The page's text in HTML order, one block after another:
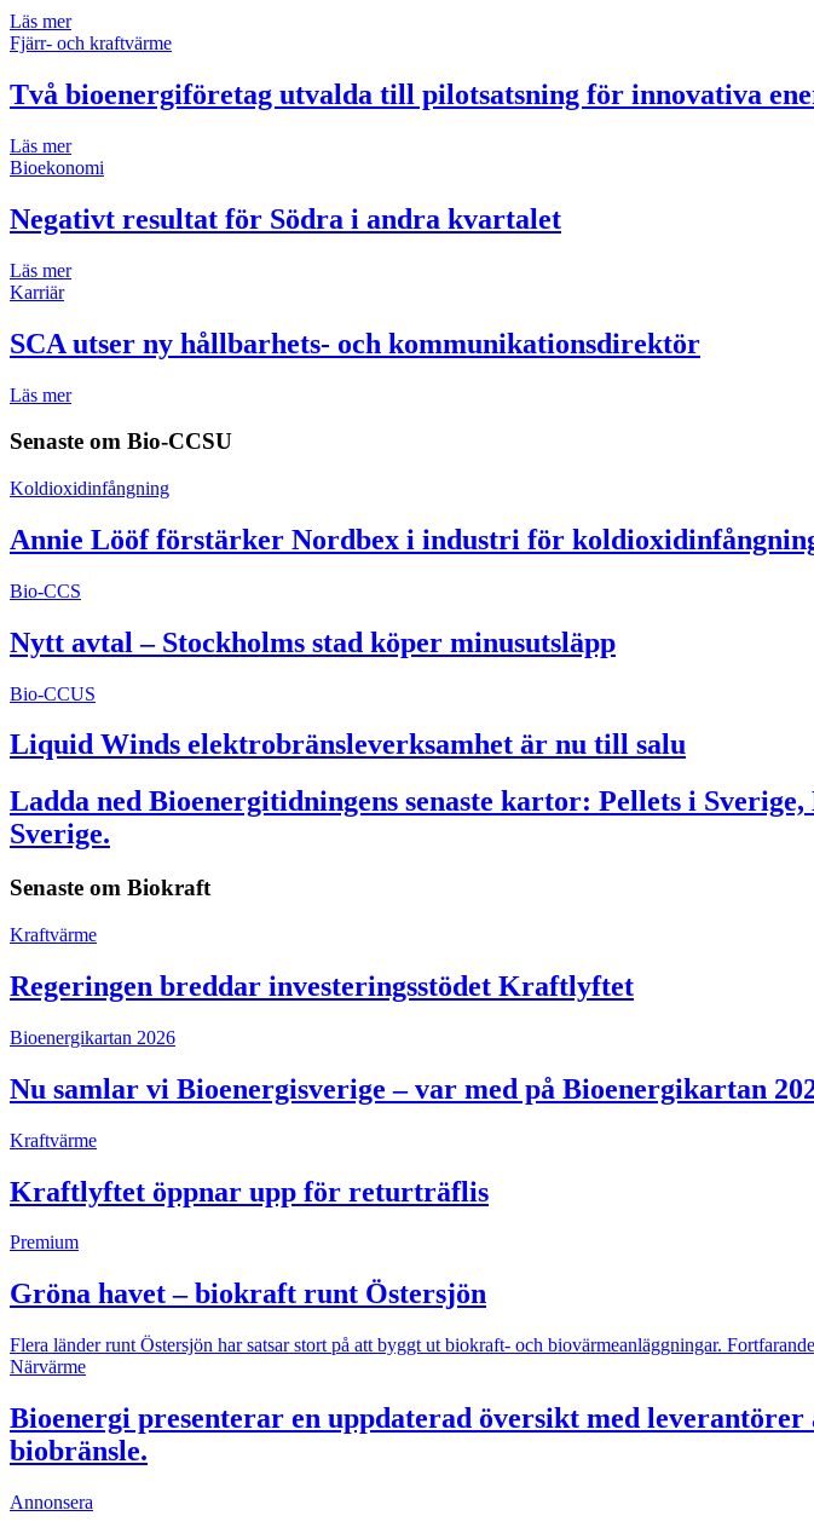
Läs mer
Fjärr- och kraftvärme
Två bioenergiföretag utvalda till pilotsatsning för innovativa
Läs mer
Bioekonomi
Negativt resultat för Södra i andra kvartalet
Läs mer
Karriär
SCA utser ny hållbarhets- och kommunikationsdirektör
Läs mer
Senaste om Bio-CCSU
Koldioxidinfångning
Annie Lööf förstärker Nordbex i industri för
Bio-CCS
Nytt avtal – Stockholms stad köper minusutsläpp
Bio-CCUS
Liquid Winds elektrobränsleverksamhet är nu till salu
Ladda ned Bioenergitidningens senaste kartor: Pellets i
Sverige.
Senaste om Biokraft
Kraftvärme
Regeringen breddar investeringsstödet Kraftlyftet
Bioenergikartan 2026
Nu samlar vi Bioenergisverige – var med på Bioenergikartan
Kraftvärme
Kraftlyftet öppnar upp för returträflis
Premium
Gröna havet – biokraft runt Östersjön
Flera länder runt Östersjön har satsar stort på att byggt ut biokraft- och biovärmeanläggningar.
Närvärme
Bioenergi presenterar en uppdaterad översikt med
biobränsle.
Annonsera